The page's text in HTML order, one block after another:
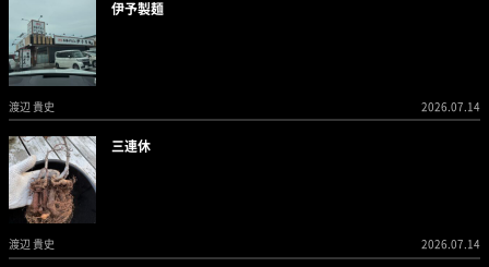
伊予製麺
渡辺 貴史 2026.07.14
三連休
渡辺 貴史 2026.07.14